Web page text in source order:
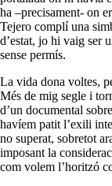
ha –precisament- on
Tejero complí una
d’estat, jo hi vaig ser
sense permís.
La vida dona voltes,
Més de mig segle i
d’un documental
havíem patit l’exili
no superat, sobretot
imposant la
com volem l’horitzó